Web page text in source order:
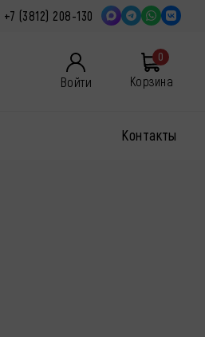
+7 (3812) 208-130
Войти
0
Корзина
Контакты